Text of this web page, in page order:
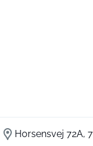
Horsensvej 72A,